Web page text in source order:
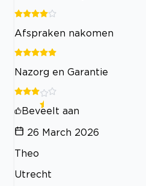
Afspraken nakomen
Nazorg en Garantie
Beveelt aan
26 March 2026
Theo
Utrecht